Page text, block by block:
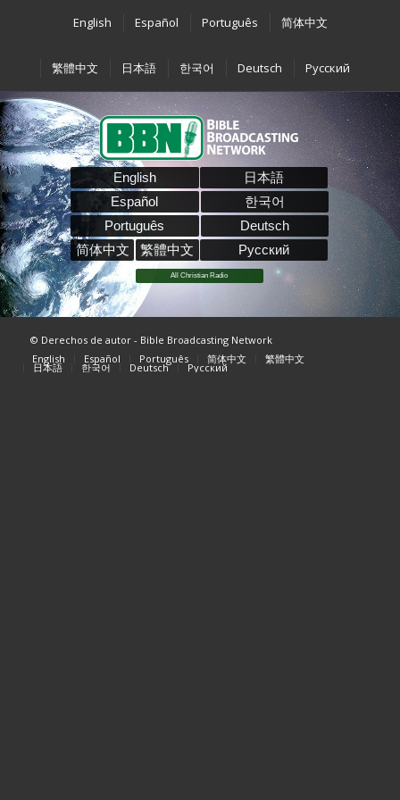
English Español Português 简体中文
繁體中文 日本語 한국어 Deutsch Pусский
English
Español
Português
简体中文
繁體中文
日本語
한국어
Deutsch
Pусский
All Christian Radio
© Derechos de autor - Bible Broadcasting Network
English
Español Português 简体中文 繁體中文
日本語 한국어 Deutsch Pусский